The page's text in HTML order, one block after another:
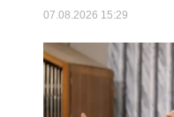
07.08.2026 15:29